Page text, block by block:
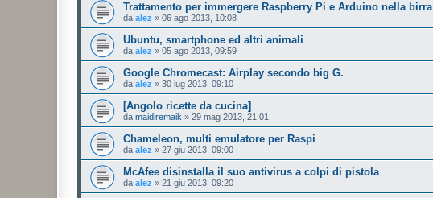
Trattamento per immergere Raspberry Pi e Arduino nella birra
da alez » 06 ago 2013, 10:08
Ubuntu, smartphone ed altri animali
da alez » 05 ago 2013, 09:59
Google Chromecast: Airplay secondo big G.
da alez » 30 lug 2013, 09:10
[Angolo ricette da cucina]
da maidiremaik » 29 mag 2013, 21:01
Chameleon, multi emulatore per Raspi
da alez » 27 giu 2013, 09:00
McAfee disinstalla il suo antivirus a colpi di pistola
da alez » 21 giu 2013, 09:20